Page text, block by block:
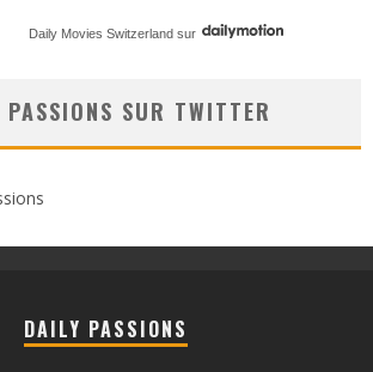
Daily Movies Switzerland sur
PASSIONS SUR TWITTER
DAILY PASSIONS